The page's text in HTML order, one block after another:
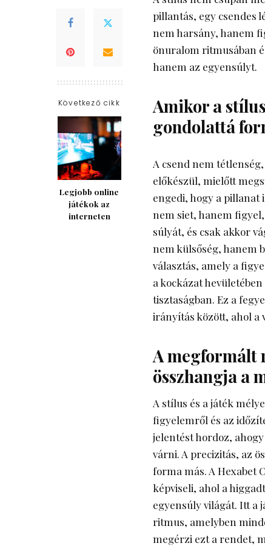
Következő cikk
Legjobb online
játékok az
interneten
pillantás, egy csendes
nem harsány, hanem
önuralom ritmusában
hanem az egyensúlyt.
Amikor a
gondolattá
A csend nem
előkészül, mielőtt
engedi, hogy a pillanat
nem siet, hanem
súlyát, és csak akkor
nem külsőség, hanem
választás, amely a
a kockázat
tisztaságban. Ez a
irányítás között, ahol a
A megformált
összhangja a
A stílus és a játék
figyelemről és az
jelentést hordoz,
várni. A precizitás, az
forma más. A Hexabet
képviseli, ahol a
egyensúly világát. Itt a
ritmus, amelyben
megérzi ezt a rendet,